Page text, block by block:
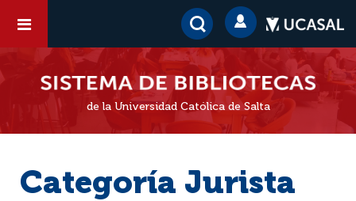
de la Universidad Católica de Salta
Categoría Jurista